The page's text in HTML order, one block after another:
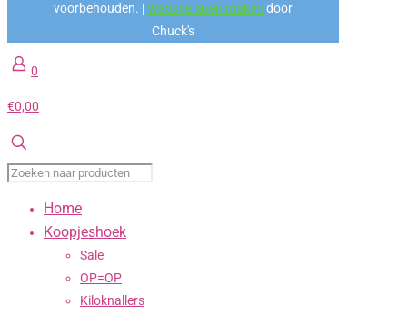
voorbehouden. |Website laten maken door
Chuck's
0
€0,00
Home
Koopjeshoek
Sale
OP=OP
Kiloknallers